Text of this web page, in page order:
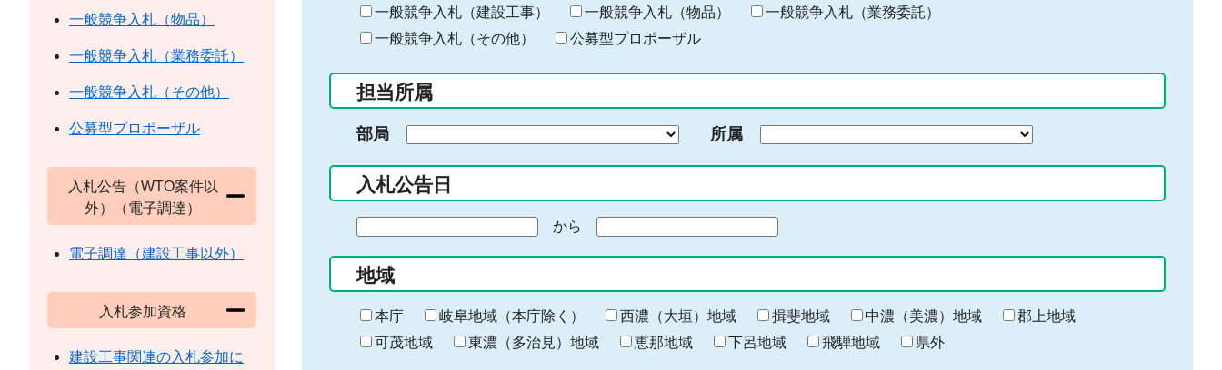
キ
ー
ー
入
力
一般競争入札（建設工事） 一般競争入札（物品）
一般競争入札（業務委託）
一般競争入札（その他）
公募型プロポーザル
担当所属
部局 所属
入札公告日
の
始
ま
り
から
終
わ
り
地域
本庁 岐阜地域（本庁除く） 西濃（大垣）地域 揖斐地域 中濃（美濃）地域
郡上地域
可茂地域
東濃（多治見）地域 恵那地域 下呂地域 飛騨地域 県外
一般競争入札（物品）
一般競争入札（業務委託）
一般競争入札（その他）
公募型プロポーザル
入札公告（WTO案件以
外）（電子調達）
電子調達（建設工事以外）
入札参加資格
建設工事関連の入札参加に